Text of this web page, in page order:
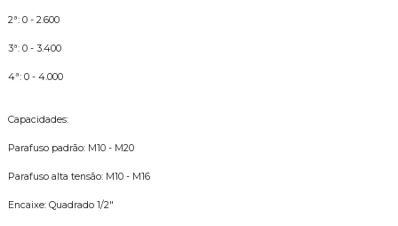
2ª: 0 - 2.600
3ª: 0 - 3.400
4ª: 0 - 4.000
Capacidades:
Parafuso padrão: M10 - M20
Parafuso alta tensão: M10 - M16
Encaixe: Quadrado 1/2"